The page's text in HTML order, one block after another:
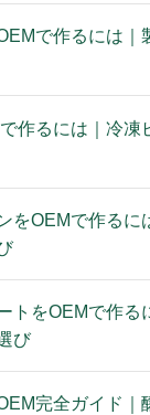
で作るには｜
作るには｜冷凍
をOEMで作るに
トをOEMで作る
び
完全ガイド｜